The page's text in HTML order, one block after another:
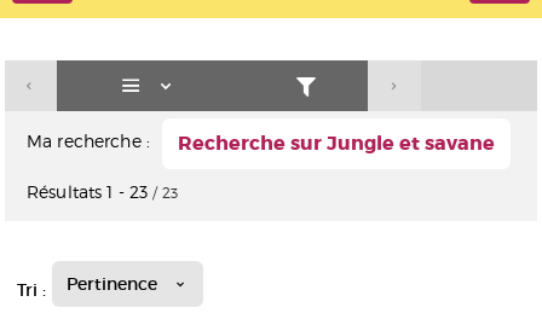
Ma recherche : Recherche sur Jungle et savane
Résultats1 - 23 / 23
Tri : Pertinence